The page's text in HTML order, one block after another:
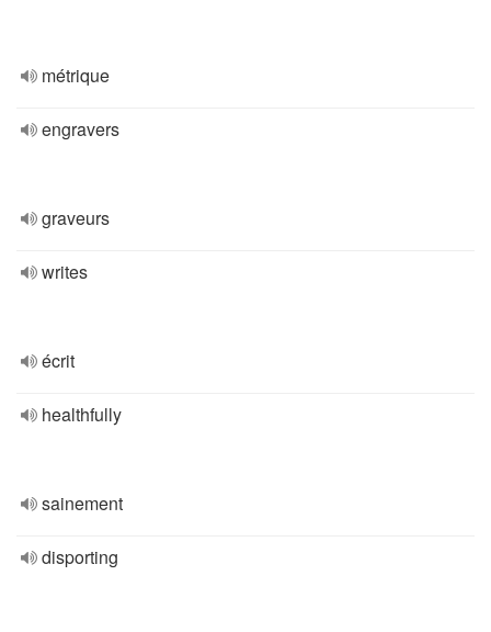
métrique
engravers
graveurs
writes
écrit
healthfully
sainement
disporting